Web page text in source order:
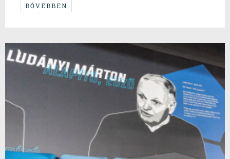
…bekapcsolt a bullshit-generátor…
BŐVEBBEN